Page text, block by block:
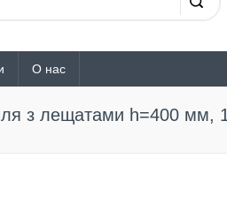
О нас
з лещатами h=400